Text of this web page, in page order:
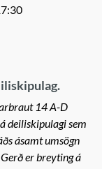
14 A-D
deiliskipulagi sem
ásamt umsögn
er breyting á